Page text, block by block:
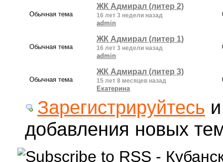
Обычная тема
ЖК Адмирал (литер 2)
16 лет 3 недели назад
admin
Обычная тема
ЖК Адмирал (литер 1)
16 лет 3 недели назад
admin
Обычная тема
ЖК Адмирал (литер 3)
15 лет 8 месяцев назад
Екатерина
Зарегистрируйтесь
добавления новых